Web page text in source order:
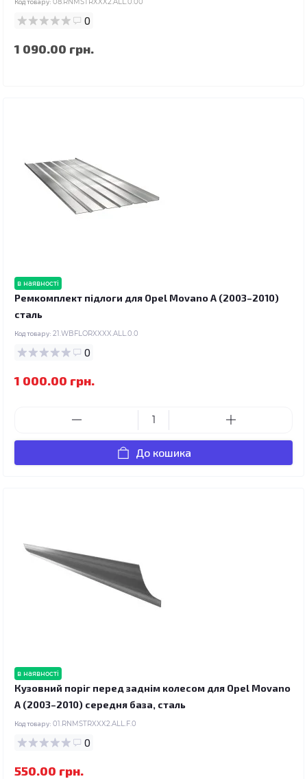
0
1 090.00 грн.
в наявності
Ремкомплект підлоги для Opel Movano A (2003–2010)
сталь
Код товару: 21.WBFLORXXXX.ALL.0.0
0
1 000.00 грн.
До кошика
в наявності
Кузовний поріг перед заднім колесом для Opel Movano
A (2003–2010) середня база, сталь
Код товару: 01.RNMSTRXXX2.ALL.F.0
0
550.00 грн.